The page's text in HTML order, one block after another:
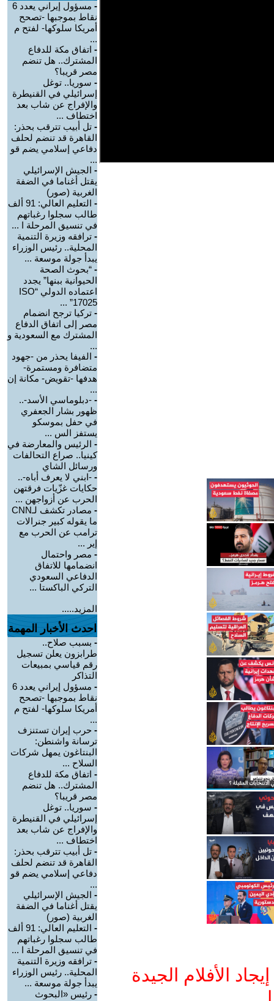
الأفلام الجيدة
-
مسؤول إيراني يعدد 6
نقاط بموجبها -تصحح
أمريكا سلوكها- لفتح م
...
- اتفاق مكة للدفاع
المشترك.. هل تنضم
مصر قريبا؟
- سوريا.. توغل
إسرائيلي في القنيطرة
والإفراج عن شاب بعد
اختطاف ...
- تل أبيب تترقب بحذر:
القاهرة قد تنضم لحلف
دفاعي إسلامي يضم قو
...
- الجيش الإسرائيلي
يقتل أغناما في الضفة
الغربية (صور)
-
التعليم العالي: 91 ألف
طالب سجلوا رغباتهم
في تنسيق المرحلة ا ...
- ترافقه وزيرة التنمية
المحلية.. رئيس الوزراء
يبدأ جولة موسعة ...
- “بحوث الصحة
الحيوانية ببنها” يجدد
اعتماده الدولي “ISO
17025” ...
- تركيا ترجح انضمام
مصر إلى اتفاق الدفاع
المشترك مع السعودية و
...
- الفيفا يحذر من -جهود
متضافرة ومستمرة-
هدفها -تقويض- مكانة إن
...
- -دبلوماسي الأسد-..
ظهور بشار الجعفري
في حفل بموسكو
يستفز الس ...
- الرئيس والمعارضة في
كينيا.. صراع التحالفات
ورسائل الشاي
- -ابني لا يعرف أباه-..
حكايات غزّيات فرقتهن
الحرب عن أزواجهن ...
-
مصادر تكشف لـCNN
ما يقوله كبير جنرالات
ترامب عن الحرب مع
إير ...
- مصر واحتمال
انضمامها للاتفاق
الدفاعي السعودي
التركي الباكستا ...
المزيد.....
احدث الأخبار المهمة
- بسبب صلاح..
طرابزون يعلن تسجيل
رقم قياسي بمبيعات
التذاكر
-
مسؤول إيراني يعدد 6
نقاط بموجبها -تصحح
أمريكا سلوكها- لفتح م
...
- حرب إيران تستنزف
ترسانة واشنطن:
البنتاغون يمهل شركات
السلاح ...
- اتفاق مكة للدفاع
المشترك.. هل تنضم
مصر قريبا؟
- سوريا.. توغل
إسرائيلي في القنيطرة
والإفراج عن شاب بعد
اختطاف ...
- تل أبيب تترقب بحذر:
القاهرة قد تنضم لحلف
دفاعي إسلامي يضم قو
...
- الجيش الإسرائيلي
يقتل أغناما في الضفة
الغربية (صور)
-
التعليم العالي: 91 ألف
طالب سجلوا رغباتهم
في تنسيق المرحلة ا ...
- ترافقه وزيرة التنمية
المحلية.. رئيس الوزراء
يبدأ جولة موسعة ...
- رئيس «البحوث